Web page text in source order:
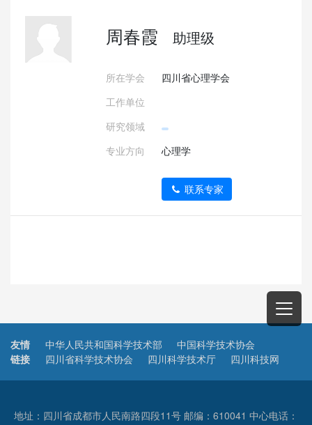
周春霞 助理级
所在学会
四川省心理学会
工作单位
研究领域
专业方向
心理学
联系专家
友情
链接
中华人民共和国科学技术部
中国科学技术协会
四川省科学技术协会
四川科学技术厅 四川科技网
地址：四川省成都市人民南路四段11号 邮编：610041 中心电话：